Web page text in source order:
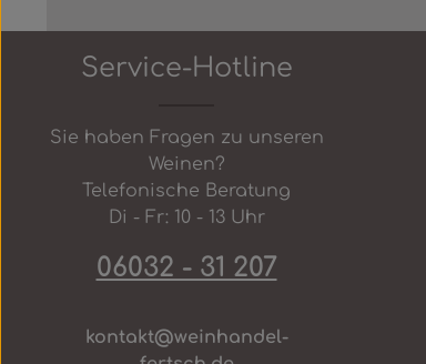
Service-Hotline
Sie haben Fragen zu unseren
Weinen?
Telefonische Beratung
Di - Fr: 10 - 13 Uhr
06032 - 31 207
kontakt@weinhandel-